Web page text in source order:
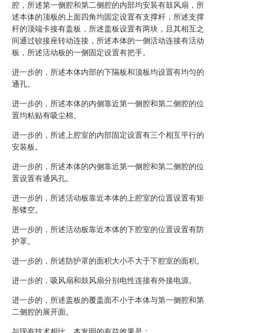
腔，所述第一侧腔和第二侧腔的内部均安装有鼓风扇，所
述本体的顶板的上面四角均固定设置有支撑杆，所述支撑
杆的顶端卡接有盖板，所述盖板设置有两块，且其相互之
间通过铰接座转动连接，所述本体的一侧活动连接有活动
板，所述活动板的一侧固定设置有把手。
进一步的，所述本体内部的下隔板和顶板均设置有均匀的
通孔。
进一步的，所述本体的内侧靠近第一侧腔和第二侧腔的位
置均粘贴有吸尘棉。
进一步的，所述上腔室的内部固定设置有三个相互平行的
安装板。
进一步的，所述本体的内侧靠近第一侧腔和第二侧腔的位
置设置有通风孔。
进一步的，所述活动板靠近本体的上腔室的位置设置有矩
形镂空。
进一步的，所述活动板靠近本体的下腔室的位置设置有防
护罩。
进一步的，所述防护罩的面积大小不大于下腔室的面积。
进一步的，吸风扇和鼓风扇分别电性连接有外接电源。
进一步的，所述盖板的覆盖面不小于本体与第一侧腔和第
二侧腔的展开面。